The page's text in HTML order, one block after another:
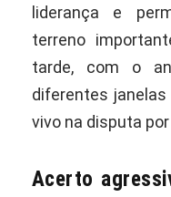
liderança e
terreno
tarde, com o
diferentes
vivo na disputa
Acerto